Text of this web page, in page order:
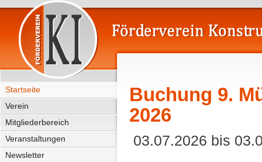
Startseite
Verein
Mitgliederbereich
Veranstaltungen
Newsletter
Buchung 9.
2026
03.07.2026 bis